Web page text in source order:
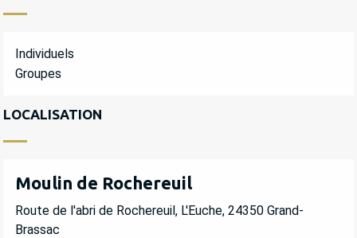
Individuels
Groupes
LOCALISATION
Moulin de Rochereuil
Route de l'abri de Rochereuil, L'Euche, 24350 Grand-
Brassac